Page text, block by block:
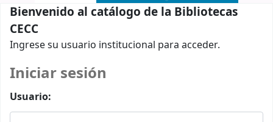
Bienvenido al catálogo de la Bibliotecas
CECC
Ingrese su usuario institucional para acceder.
Iniciar sesión
Usuario: